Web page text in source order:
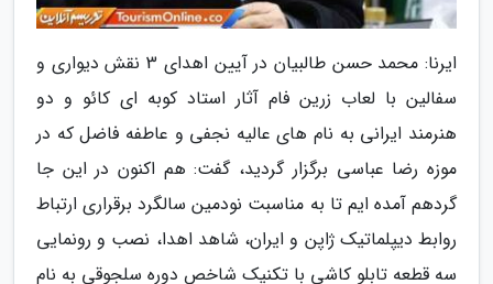
ایرنا: محمد حسن طالبیان در آیین اهدای 3 نقش دیواری و
سفالین با لعاب زرین فام آثار استاد کوبه ای کائو و دو
هنرمند ایرانی به نام های عالیه نجفی و عاطفه فاضل که در
موزه رضا عباسی برگزار گردید، گفت: هم اکنون در این جا
گردهم آمده ایم تا به مناسبت نودمین سالگرد برقراری ارتباط
روابط دیپلماتیک ژاپن و ایران، شاهد اهدا، نصب و رونمایی
سه قطعه تابلو کاشی با تکنیک شاخص دوره سلجوقی به نام